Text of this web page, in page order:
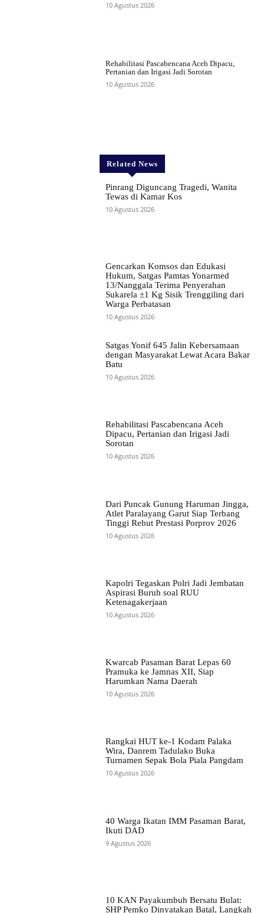
10 Agustus 2026
Rehabilitasi Pascabencana Aceh Dipacu,
Pertanian dan Irigasi Jadi Sorotan
10 Agustus 2026
Related News
Pinrang Diguncang Tragedi, Wanita
Tewas di Kamar Kos
10 Agustus 2026
Gencarkan Komsos dan Edukasi
Hukum, Satgas Pamtas Yonarmed
13/Nanggala Terima Penyerahan
Sukarela ±1 Kg Sisik Trenggiling dari
Warga Perbatasan
10 Agustus 2026
Satgas Yonif 645 Jalin Kebersamaan
dengan Masyarakat Lewat Acara Bakar
Batu
10 Agustus 2026
Rehabilitasi Pascabencana Aceh
Dipacu, Pertanian dan Irigasi Jadi
Sorotan
10 Agustus 2026
Dari Puncak Gunung Haruman Jingga,
Atlet Paralayang Garut Siap Terbang
Tinggi Rebut Prestasi Porprov 2026
10 Agustus 2026
Kapolri Tegaskan Polri Jadi Jembatan
Aspirasi Buruh soal RUU
Ketenagakerjaan
10 Agustus 2026
Kwarcab Pasaman Barat Lepas 60
Pramuka ke Jamnas XII, Siap
Harumkan Nama Daerah
10 Agustus 2026
Rangkai HUT ke-1 Kodam Palaka
Wira, Danrem Tadulako Buka
Turnamen Sepak Bola Piala Pangdam
10 Agustus 2026
40 Warga Ikatan IMM Pasaman Barat,
Ikuti DAD
9 Agustus 2026
10 KAN Payakumbuh Bersatu Bulat:
SHP Pemko Dinyatakan Batal, Langkah